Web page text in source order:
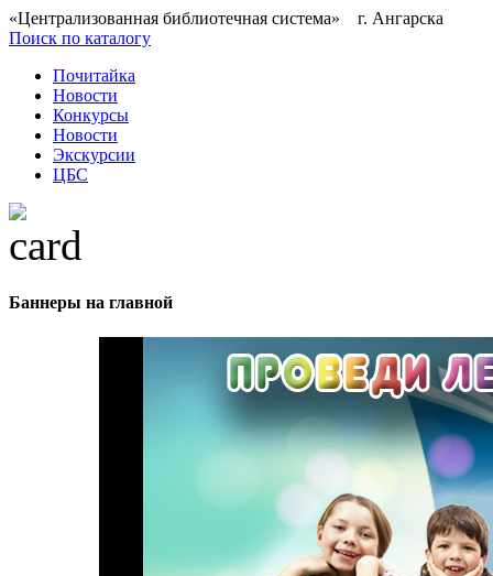
«Централизованная библиотечная система» г. Ангарска
Поиск по каталогу
Почитайка
Новости
Конкурсы
Новости
Экскурсии
ЦБС
Баннеры на главной